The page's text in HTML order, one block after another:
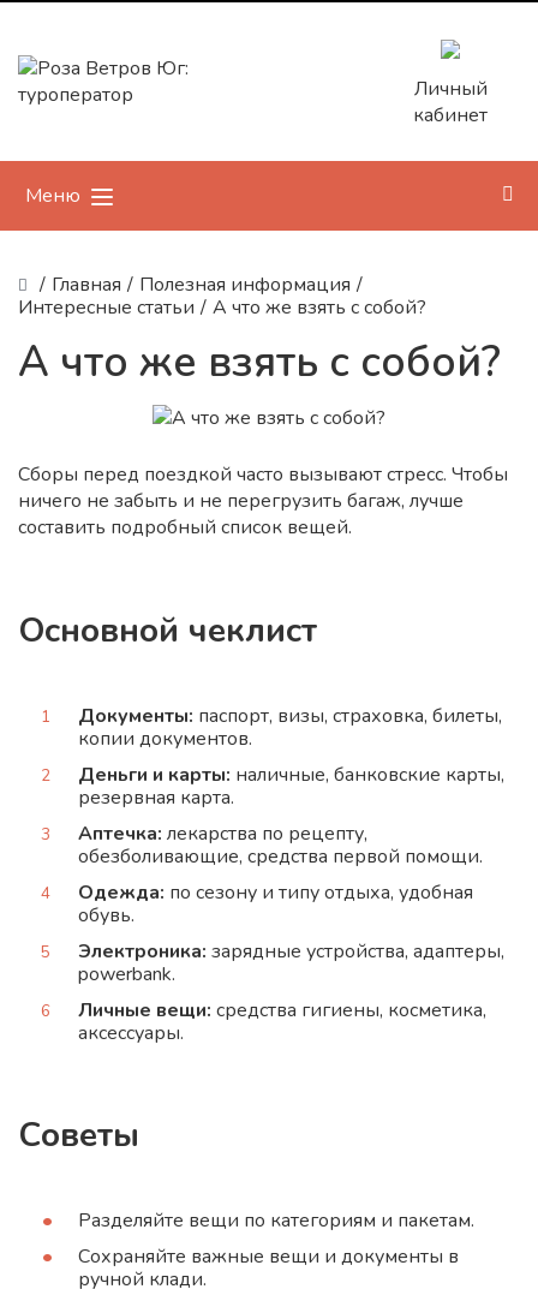
Личный
кабинет
Меню
/ Главная / Полезная информация /
Интересные статьи / А что же взять с собой?
А что же взять с собой?
Сборы перед поездкой часто вызывают стресс. Чтобы
ничего не забыть и не перегрузить багаж, лучше
составить подробный список вещей.
Основной чеклист
Документы: паспорт, визы, страховка, билеты,
копии документов.
Деньги и карты: наличные, банковские карты,
резервная карта.
Аптечка: лекарства по рецепту,
обезболивающие, средства первой помощи.
Одежда: по сезону и типу отдыха, удобная
обувь.
Электроника: зарядные устройства, адаптеры,
powerbank.
Личные вещи: средства гигиены, косметика,
аксессуары.
Советы
Разделяйте вещи по категориям и пакетам.
Сохраняйте важные вещи и документы в
ручной клади.